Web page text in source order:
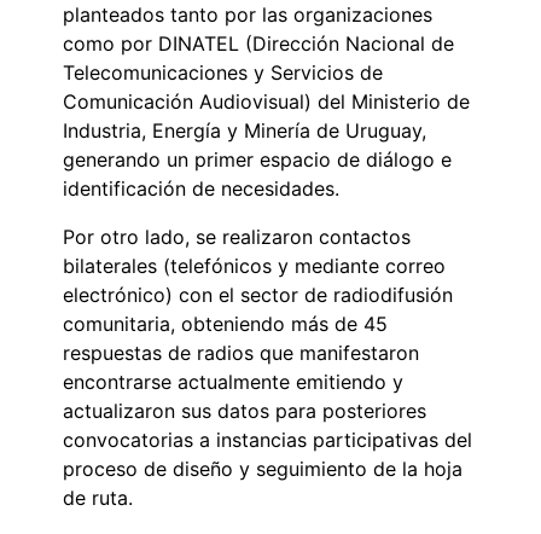
planteados tanto por las organizaciones
como por DINATEL (Dirección Nacional de
Telecomunicaciones y Servicios de
Comunicación Audiovisual) del Ministerio de
Industria, Energía y Minería de Uruguay,
generando un primer espacio de diálogo e
identificación de necesidades.
Por otro lado, se realizaron contactos
bilaterales (telefónicos y mediante correo
electrónico) con el sector de radiodifusión
comunitaria, obteniendo más de 45
respuestas de radios que manifestaron
encontrarse actualmente emitiendo y
actualizaron sus datos para posteriores
convocatorias a instancias participativas del
proceso de diseño y seguimiento de la hoja
de ruta.